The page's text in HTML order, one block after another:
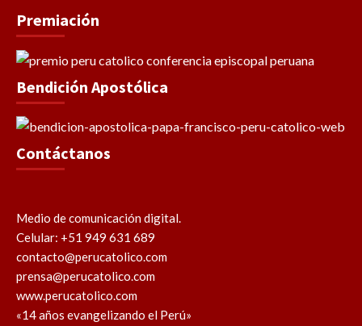
Premiación
Bendición Apostólica
Contáctanos
Medio de comunicación digital.
Celular: +51 949 631 689
contacto@perucatolico.com
prensa@perucatolico.com
www.perucatolico.com
«14 años evangelizando el Perú»